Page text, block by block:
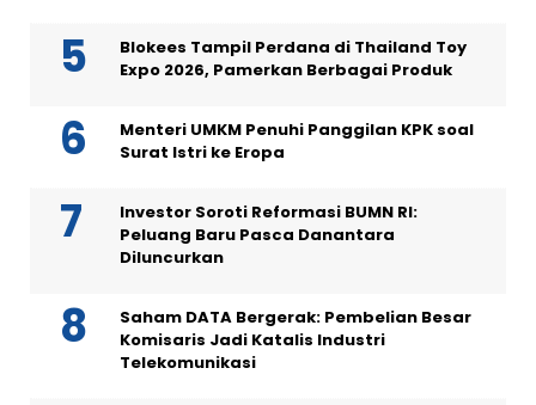
Blokees Tampil Perdana di Thailand Toy
Expo 2026, Pamerkan Berbagai Produk
Menteri UMKM Penuhi Panggilan KPK soal
Surat Istri ke Eropa
Investor Soroti Reformasi BUMN RI:
Peluang Baru Pasca Danantara
Diluncurkan
Saham DATA Bergerak: Pembelian Besar
Komisaris Jadi Katalis Industri
Telekomunikasi